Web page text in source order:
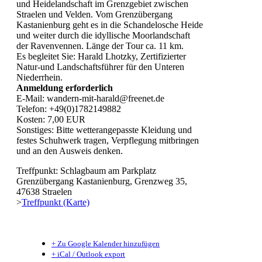
und Heidelandschaft im Grenzgebiet zwischen
Straelen und Velden. Vom Grenzübergang
Kastanienburg geht es in die Schandelosche Heide
und weiter durch die idyllische Moorlandschaft
der Ravenvennen. Länge der Tour ca. 11 km.
Es begleitet Sie: Harald Lhotzky, Zertifizierter
Natur-und Landschaftsführer für den Unteren
Niederrhein.
Anmeldung erforderlich
E-Mail: wandern-mit-harald@freenet.de
Telefon: +49(0)1782149882
Kosten: 7,00 EUR
Sonstiges: Bitte wetterangepasste Kleidung und
festes Schuhwerk tragen, Verpflegung mitbringen
und an den Ausweis denken.
Treffpunkt: Schlagbaum am Parkplatz
Grenzübergang Kastanienburg, Grenzweg 35,
47638 Straelen
>Treffpunkt (Karte)
+ Zu Google Kalender hinzufügen
+ iCal / Outlook export